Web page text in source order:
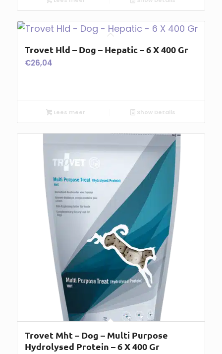
Trovet Hld – Dog – Hepatic – 6 X 400 Gr
€26,04
Lees meer Show Details
Trovet Mht – Dog – Multi Purpose
Hydrolysed Protein – 6 X 400 Gr